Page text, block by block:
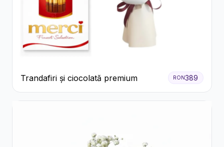
Trandafiri și ciocolată premium RON389